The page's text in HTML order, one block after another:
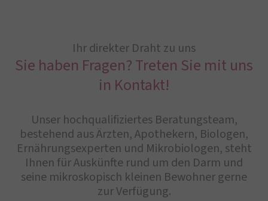
Ihr direkter Draht zu uns
Sie haben Fragen? Treten Sie mit uns
in Kontakt!
Unser hochqualifiziertes Beratungsteam,
bestehend aus Ärzten, Apothekern, Biologen,
Ernährungsexperten und Mikrobiologen, steht
Ihnen für Auskünfte rund um den Darm und
seine mikroskopisch kleinen Bewohner gerne
zur Verfügung.